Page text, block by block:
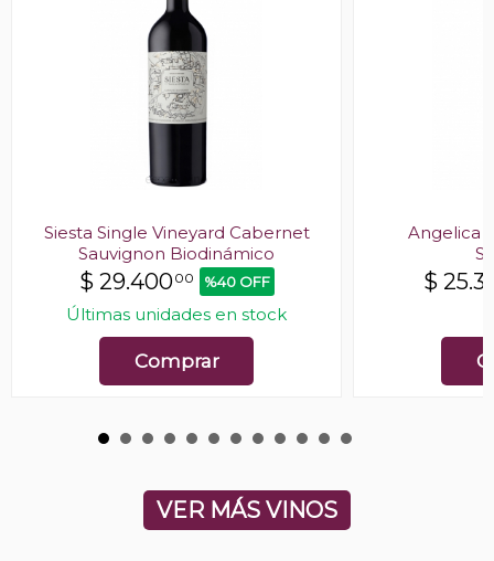
Siesta Single Vineyard Cabernet
Sauvignon Biodinámico
$ 29.40000 %40 OFF
Últimas unidades en stock
Comprar
Angelica
$
VER MÁS VINOS